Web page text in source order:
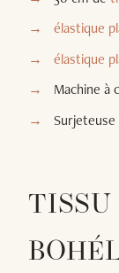
élastique
élastique
Machine à
Surjeteuse
TISSU